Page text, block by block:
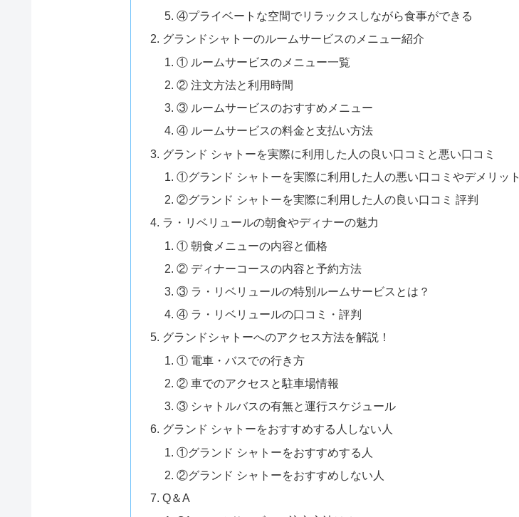
④プライベートな空間でリラックスしながら食事ができる
グランドシャトーのルームサービスのメニュー紹介
① ルームサービスのメニュー一覧
② 注文方法と利用時間
③ ルームサービスのおすすめメニュー
④ ルームサービスの料金と支払い方法
グランド シャトーを実際に利用した人の良い口コミと悪い口コミ
①グランド シャトーを実際に利用した人の悪い口コミやデメリット
②グランド シャトーを実際に利用した人の良い口コミ 評判
ラ・リベリュールの朝食やディナーの魅力
① 朝食メニューの内容と価格
② ディナーコースの内容と予約方法
③ ラ・リベリュールの特別ルームサービスとは？
④ ラ・リベリュールの口コミ・評判
グランドシャトーへのアクセス方法を解説！
① 電車・バスでの行き方
② 車でのアクセスと駐車場情報
③ シャトルバスの有無と運行スケジュール
グランド シャトーをおすすめする人しない人
①グランド シャトーをおすすめする人
②グランド シャトーをおすすめしない人
Q＆A